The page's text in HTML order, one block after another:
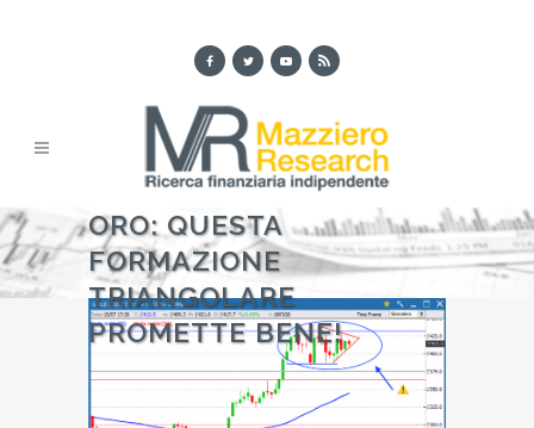
ORO: QUESTA
FORMAZIONE
TRIANGOLARE
PROMETTE BENE!